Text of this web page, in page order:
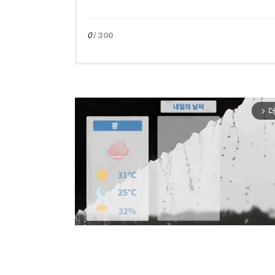
0/ 300
arrow_forward_ios